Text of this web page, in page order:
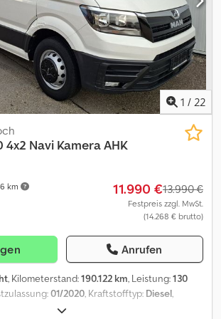
1 / 22
km
4x2 Navi Kamera AHK
11.990 €13.990 €
Festpreis zzgl. MwSt.
(14.268 € brutto)
Anrufen
, Kilometerstand:190.122 km, Leistung:130
01/2020, Kraftstofftyp: Diesel,
, nächste Prüfung (TÜV):